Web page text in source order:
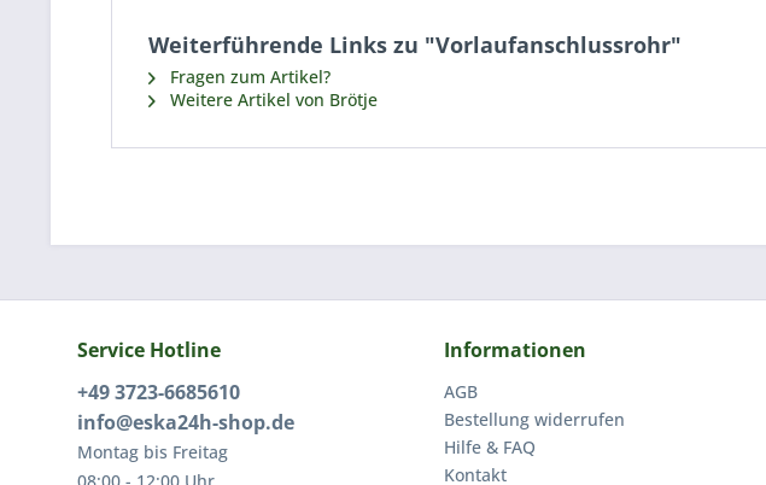
Weiterführende Links zu "Vorlaufanschlussrohr"
Fragen zum Artikel?
Weitere Artikel von Brötje
Service Hotline
+49 3723-6685610
info@eska24h-shop.de
Montag bis Freitag
Informationen
AGB
Bestellung widerrufen
Hilfe & FAQ
Kontakt